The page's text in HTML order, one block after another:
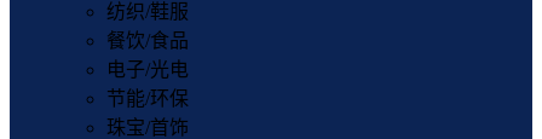
纺织/鞋服
餐饮/食品
电子/光电
节能/环保
珠宝/首饰